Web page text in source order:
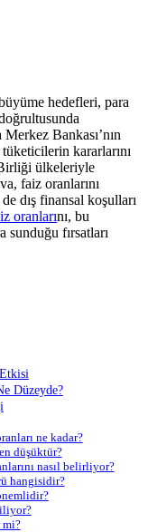
hedefleri, para
Bankası’nın
tüketicilerin kararlarını
ülkeleriyle
faiz oranlarını
dış finansal koşulları
oranlarını, bu
sunduğu fırsatları
Düzeyde?
ne kadar?
düşüktür?
nasıl belirliyor?
hangisidir?
mi?